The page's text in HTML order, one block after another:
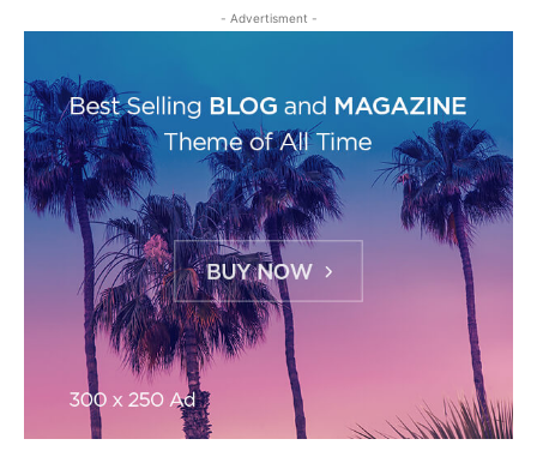
- Advertisment -